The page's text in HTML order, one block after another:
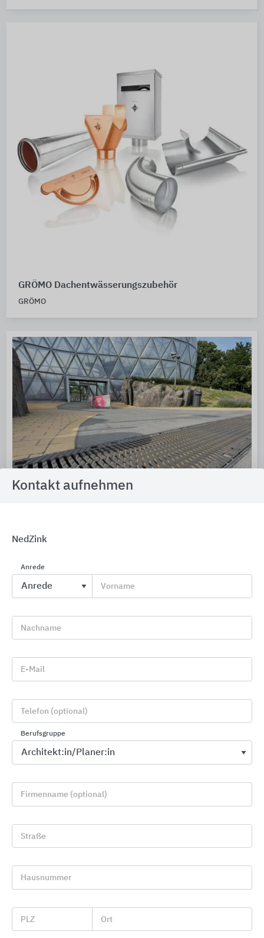
GRÖMO Dachentwässerungszubehör
GRÖMO
ACO
Kontakt aufnehmen
NedZink
Anrede
Vorname
Nachname
E-Mail
Telefon (optional)
Berufsgruppe
Firmenname (optional)
Straße
Hausnummer
PLZ Ort